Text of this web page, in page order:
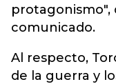
protagonismo",
comunicado.
Al respecto,
de la guerra y